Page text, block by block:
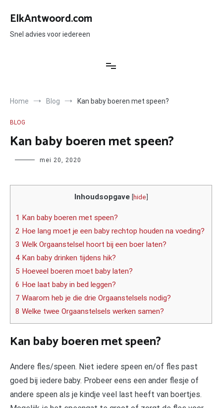
naar
inhoud
ElkAntwoord.com
Snel advies voor iedereen
Home Blog Kan baby boeren met speen?
BLOG
Kan baby boeren met speen?
Author mei 20, 2020
Inhoudsopgave [hide]
1 Kan baby boeren met speen?
2 Hoe lang moet je een baby rechtop houden na voeding?
3 Welk Orgaanstelsel hoort bij een boer laten?
4 Kan baby drinken tijdens hik?
5 Hoeveel boeren moet baby laten?
6 Hoe laat baby in bed leggen?
7 Waarom heb je die drie Orgaanstelsels nodig?
8 Welke twee Orgaanstelsels werken samen?
Kan baby boeren met speen?
Andere fles/speen. Niet iedere speen en/of fles past
goed bij iedere baby. Probeer eens een ander flesje of
andere speen als je kindje veel last heeft van boertjes.